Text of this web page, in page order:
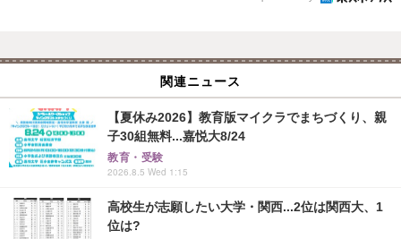
関連ニュース
【夏休み2026】教育版マイクラでまちづくり、親
子30組無料...嘉悦大8/24
教育・受験
2026.8.5 Wed 1:15
高校生が志願したい大学・関西...2位は関西大、1
位は?